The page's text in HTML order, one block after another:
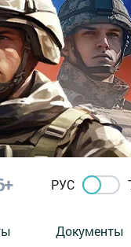
РУС
Документы